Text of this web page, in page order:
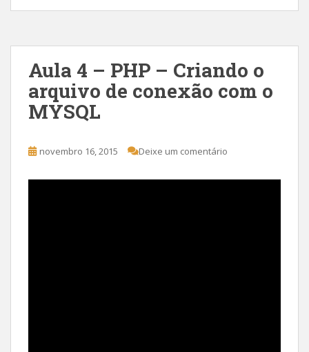
Aula 4 – PHP – Criando o
arquivo de conexão com o
MYSQL
novembro 16, 2015 Deixe um comentário